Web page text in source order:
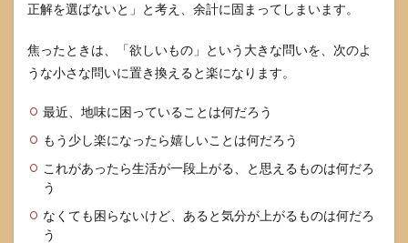
のが
浮か
ばな
い人
びや
提案
集
体験
ギフ
正解を選ばないと」と考え、余計に固まってしまいます。
焦ったときは、「欲しいもの」という大きな問いを、次のよ
うな小さな問いに置き換えると楽になります。
最近、地味に困っていることは何だろう
もう少し楽になったら嬉しいことは何だろう
これがあったら生活が一段上がる、と思えるものは何だろ
う
なくても困らないけど、あると気分が上がるものは何だろ
う